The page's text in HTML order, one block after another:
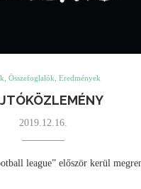
Összefoglalók, Eredmények
2019.12.16.
league” először kerül